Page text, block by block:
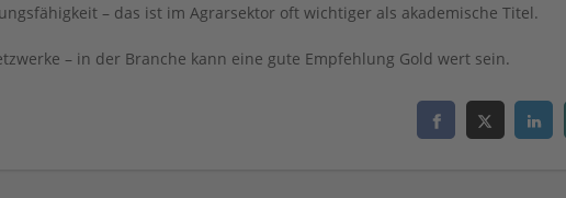
– das ist im Agrarsektor oft wichtiger als akademische Titel.
– in der Branche kann eine gute Empfehlung Gold wert sein.